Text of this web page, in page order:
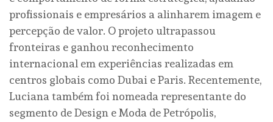
profissionais e empresários a alinharem imagem e
percepção de valor. O projeto ultrapassou
fronteiras e ganhou reconhecimento
internacional em experiências realizadas em
centros globais como Dubai e Paris. Recentemente,
Luciana também foi nomeada representante do
segmento de Design e Moda de Petrópolis,